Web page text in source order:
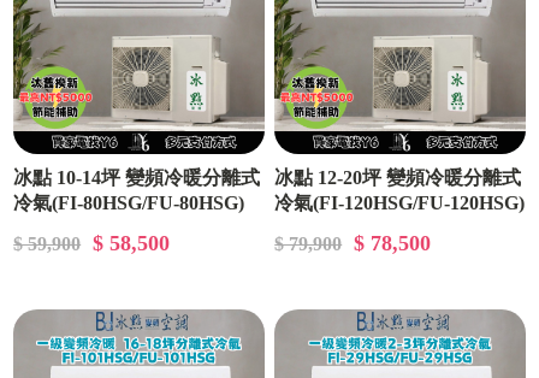
冰點 10-14坪 變頻冷暖分離式
冷氣(FI-80HSG/FU-80HSG)
$ 59,900
$ 58,500
冰點 12-20坪 變頻冷暖分離式
冷氣(FI-120HSG/FU-120HSG)
$ 79,900
$ 78,500